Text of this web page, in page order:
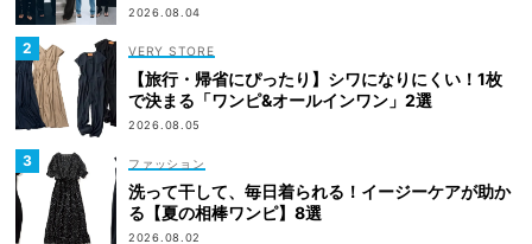
2026.08.04
VERY STORE
【旅行・帰省にぴったり】シワになりにくい！1枚
で決まる「ワンピ&オールインワン」2選
2026.08.05
ファッション
洗って干して、毎日着られる！イージーケアが助か
る【夏の相棒ワンピ】8選
2026.08.02